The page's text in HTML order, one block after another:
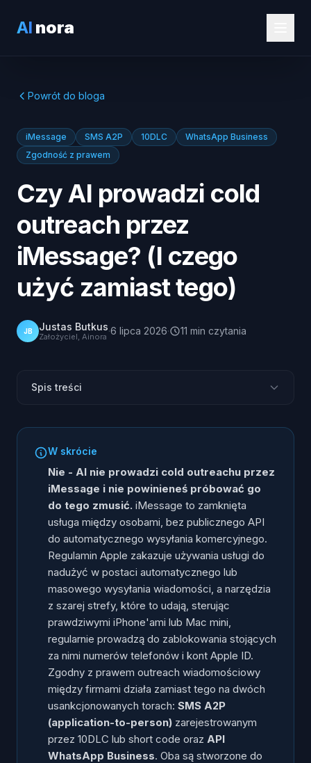
AI nora
Powrót do bloga
iMessage SMS A2P 10DLC
WhatsApp Business
Zgodność z prawem
Czy AI prowadzi cold
outreach przez
iMessage? (I czego
użyć zamiast tego)
JB Justas Butkus
Założyciel, Ainora ·6 lipca 2026· 11 min czytania
Spis treści
Dlaczego AI nie może wysyłać zimnych wiadomości
iMessage?
A co z narzędziami z szarej strefy do iMessage?
Czego użyć zamiast tego? SMS A2P (10DLC i short
Drugi zgodny kanał: API WhatsApp Business
iMessage kontra SMS A2P kontra WhatsApp Business:
porównanie
Jak uruchomić zgodny cold outreach z AI przez
wiadomości?
Najczęstsze pytania
W skrócie
Nie - AI nie prowadzi cold outreachu przez
iMessage i nie powinieneś próbować go
do tego zmusić. iMessage to zamknięta
usługa między osobami, bez publicznego API
do automatycznego wysyłania komercyjnego.
Regulamin Apple zakazuje używania usługi do
nadużyć w postaci automatycznego lub
masowego wysyłania wiadomości, a narzędzia
z szarej strefy, które to udają, sterując
prawdziwymi iPhone'ami lub Mac mini,
regularnie prowadzą do zablokowania stojących
za nimi numerów telefonów i kont Apple ID.
Zgodny z prawem outreach wiadomościowy
między firmami działa zamiast tego na dwóch
usankcjonowanych torach: SMS A2P
(application-to-person) zarejestrowanym
przez 10DLC lub short code oraz API
WhatsApp Business. Oba są stworzone do